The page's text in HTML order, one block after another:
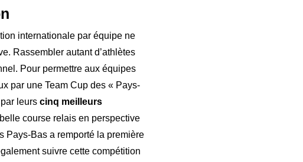
internationale par équipe ne
Rassembler autant d’athlètes
Pour permettre aux équipes
par une Team Cup des « Pays-
leurs cinq meilleurs
course relais en perspective
Pays-Bas a remporté la première
suivre cette compétition